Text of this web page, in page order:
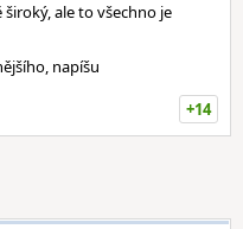
ale to všechno je
napíšu
+14